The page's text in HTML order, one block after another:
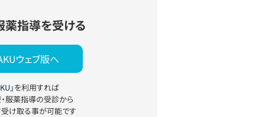
薬指導を受ける
ウェブ版へ
」を利用すれば
服薬指導の受診から
け取る事が可能です